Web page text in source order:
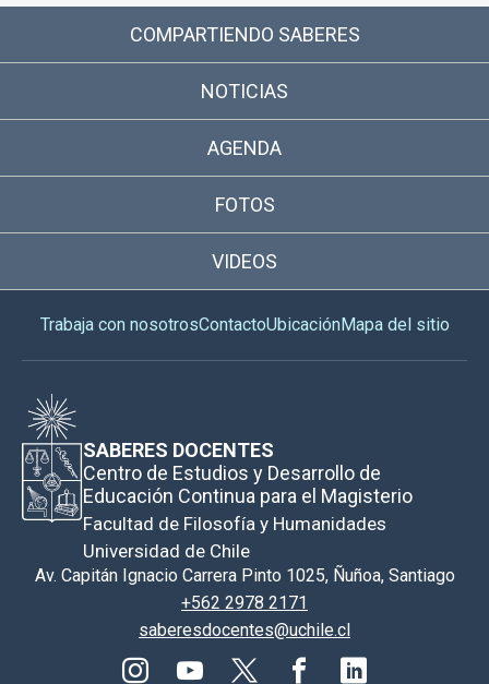
COMPARTIENDO SABERES
NOTICIAS
AGENDA
FOTOS
VIDEOS
Trabaja con nosotrosContactoUbicaciónMapa del sitio
SABERES DOCENTES
Centro de Estudios y Desarrollo de
Educación Continua para el Magisterio
Facultad de Filosofía y Humanidades
Universidad de Chile
Av. Capitán Ignacio Carrera Pinto 1025, Ñuñoa, Santiago
+562 2978 2171
saberesdocentes@uchile.cl